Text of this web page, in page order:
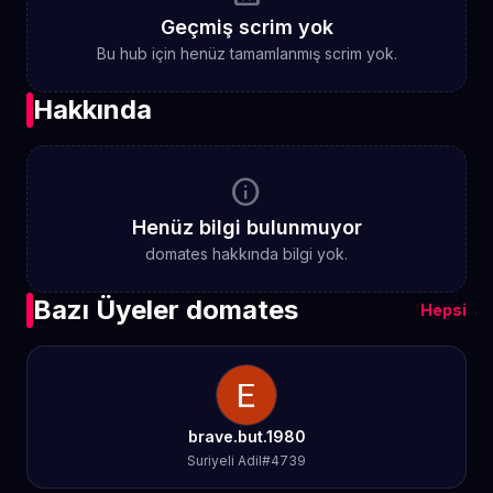
Geçmiş scrim yok
Bu hub için henüz tamamlanmış scrim yok.
Hakkında
info
Henüz bilgi bulunmuyor
domates hakkında bilgi yok.
Bazı Üyeler domates Hepsi
brave.but.1980
Suriyeli Adil#4739